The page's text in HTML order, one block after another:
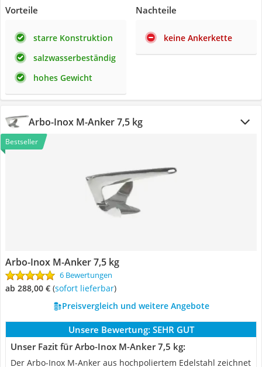
Vorteile
starre Konstruktion
salzwasserbeständig
hohes Gewicht
Nachteile
keine Ankerkette
Arbo-Inox M-Anker 7,5 kg
Bestseller
Arbo-Inox M-Anker 7,5 kg
6 Bewertungen
ab 288,00 € ( Sofort lieferbar)
Preisvergleich und weitere Angebote
Unsere Bewertung: SEHR GUT
Unser Fazit für Arbo-Inox M-Anker 7,5 kg:
Der Arbo-Inox M-Anker aus hochpoliertem Edelstahl zeichnet